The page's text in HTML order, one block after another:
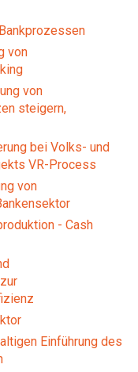
von
von
steigern,
bei Volks- und
VR-Process
von
- Cash
Einführung des